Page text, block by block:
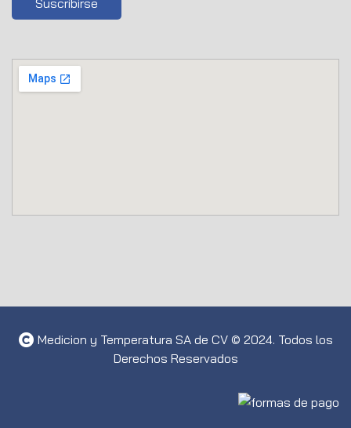
Medicion y Temperatura SA de CV © 2024. Todos los
Derechos Reservados